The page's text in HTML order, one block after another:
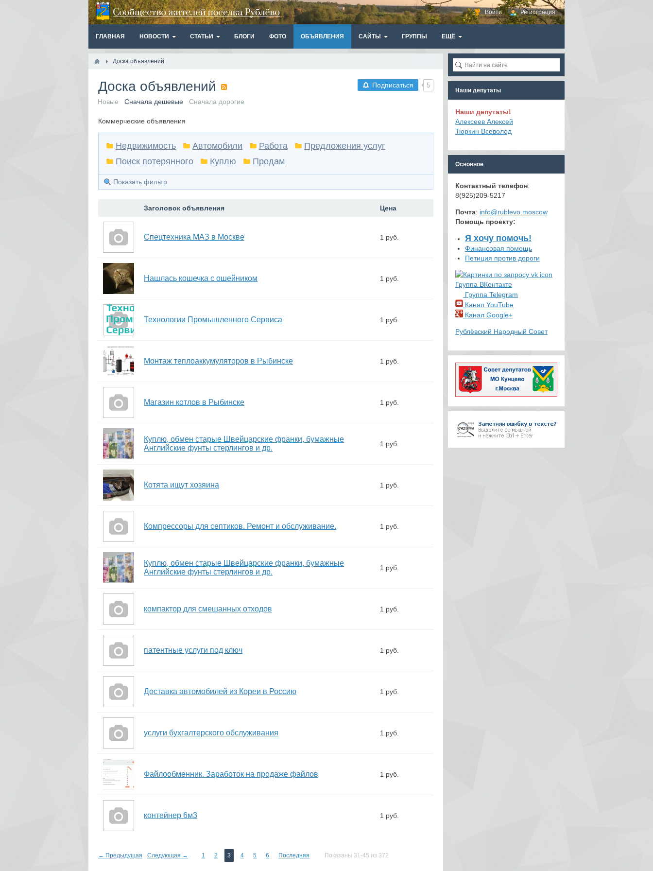
Войти Регистрация
ГЛАВНАЯ НОВОСТИ СТАТЬИ БЛОГИ ФОТО ОБЪЯВЛЕНИЯ САЙТЫ ГРУППЫ ЕЩЁ
Доска объявлений
Подписаться 5
Доска объявлений
Новые Сначала дешевые Сначала дорогие
Коммерческие объявления
Недвижимость Автомобили Работа
Предложения услуг
Поиск потерянного
Куплю Продам
Показать фильтр
Заголовок объявления Цена
Спецтехника МАЗ в Москве 1 руб.
Нашлась кошечка с ошейником 1 руб.
Технологии Промышленного Сервиса 1 руб.
Монтаж теплоаккумуляторов в Рыбинске 1 руб.
Магазин котлов в Рыбинске 1 руб.
Куплю, обмен старые Швейцарские франки, бумажные
Английские фунты стерлингов и др.
1 руб.
Котята ищут хозяина 1 руб.
Компрессоры для септиков. Ремонт и обслуживание. 1 руб.
Куплю, обмен старые Швейцарские франки, бумажные
Английские фунты стерлингов и др.
1 руб.
компактор для смешанных отходов 1 руб.
патентные услуги под ключ 1 руб.
Доставка автомобилей из Кореи в Россию 1 руб.
услуги бухгалтерского обслуживания 1 руб.
Файлообменник. Заработок на продаже файлов 1 руб.
контейнер 6м3 1 руб.
← Предыдущая Следующая → 1 2 3 4 5 6 Последняя Показаны 31-45 из 372
Наши депутаты
Наши депутаты!
Алексеев Алексей
Тюркин Всеволод
Основное
Контактный телефон:
8(925)209-5217
Почта: info@rublevo.moscow
Помощь проекту:
Я хочу помочь!
Финансовая помощь
Петиция против дороги
Группа ВКонтакте
Группа Telegram
Канал YouTube
Канал Google+
Рублёвский Народный Совет